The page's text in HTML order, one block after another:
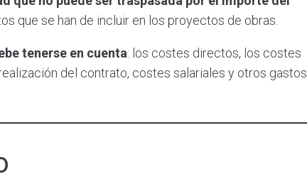
que se han de incluir en los proyectos de obras.
tenerse en cuenta: los costes directos, los costes
del contrato, costes salariales y otros gastos